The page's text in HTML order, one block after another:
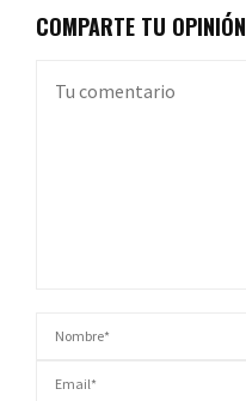
COMPARTE TU OPINIÓN